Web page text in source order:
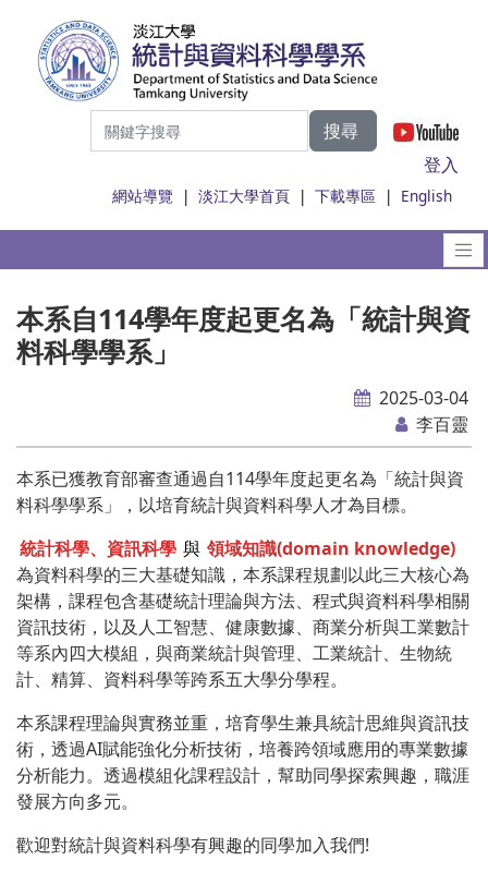
搜尋
登入
網站導覽 |淡江大學首頁 |下載專區 | English
本系自114學年度起更名為「統計與資
料科學學系」
2025-03-04
李百靈
本系已獲教育部審查通過自114學年度起更名為「統計與資
料科學學系」，以培育統計與資料科學人才為目標。
統計科學、資訊科學 與 領域知識(domain knowledge)
為資料科學的三大基礎知識，本系課程規劃以此三大核心為
架構，課程包含基礎統計理論與方法、程式與資料科學相關
資訊技術，以及人工智慧、健康數據、商業分析與工業數計
等系內四大模組，與商業統計與管理、工業統計、生物統
計、精算、資料科學等跨系五大學分學程。
本系課程理論與實務並重，培育學生兼具統計思維與資訊技
術，透過AI賦能強化分析技術，培養跨領域應用的專業數據
分析能力。透過模組化課程設計，幫助同學探索興趣，職涯
發展方向多元。
歡迎對統計與資料科學有興趣的同學加入我們!